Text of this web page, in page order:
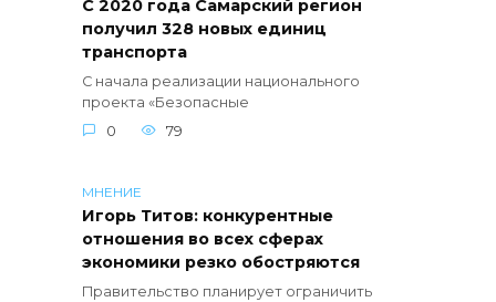
С 2020 года Самарский регион
получил 328 новых единиц
транспорта
С начала реализации национального
проекта «Безопасные
0
79
МНЕНИЕ
Игорь Титов: конкурентные
отношения во всех сферах
экономики резко обостряются
Правительство планирует ограничить